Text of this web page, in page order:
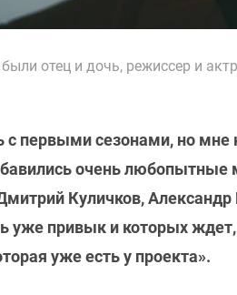
отец и дочь, режиссер и
с первыми сезонами, но мне
очень
Куличков,
уже привык и которых
уже есть у проекта».